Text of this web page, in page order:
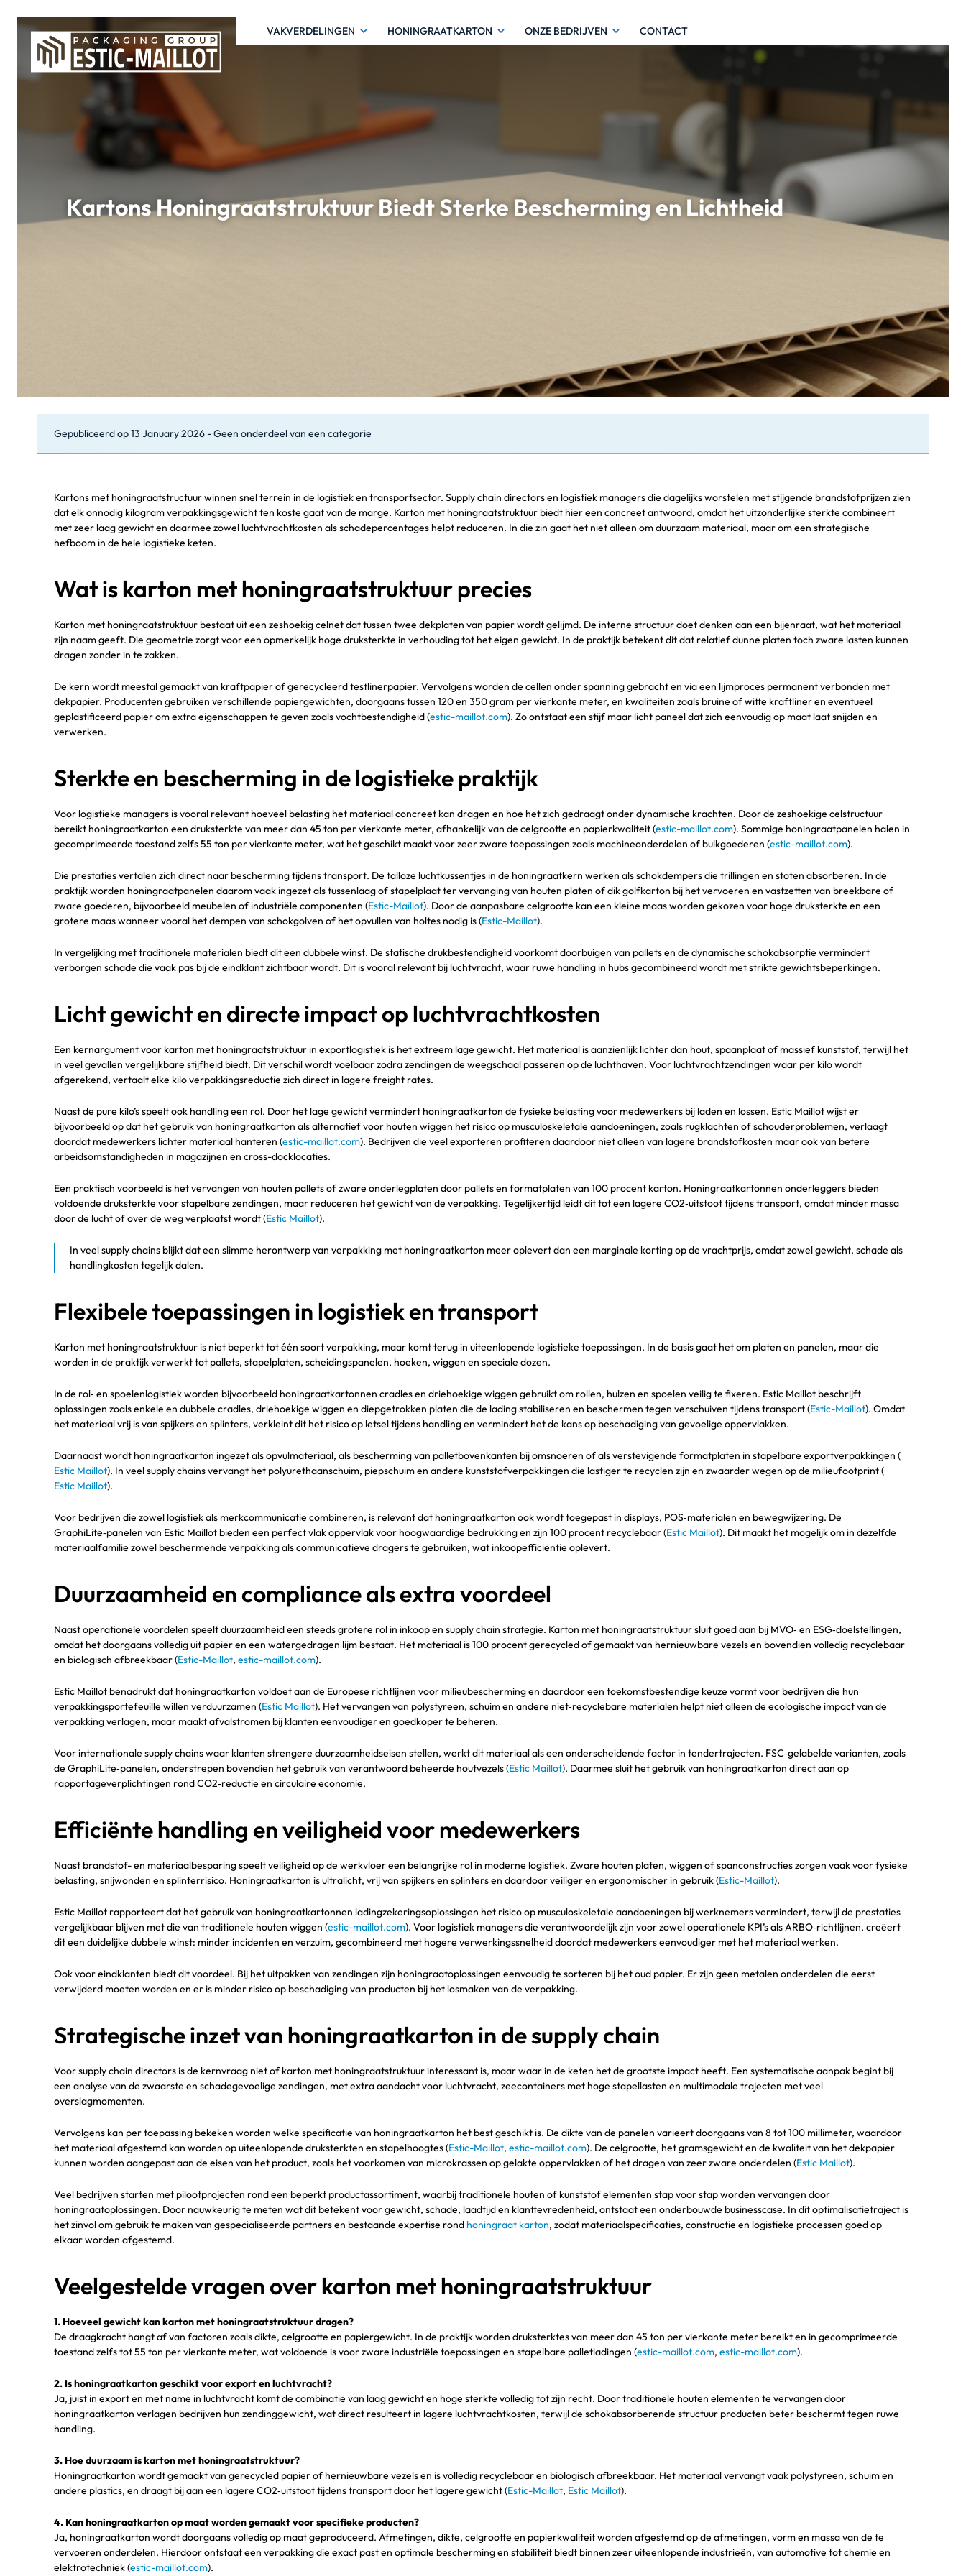
VAKVERDELINGEN HONINGRAATKARTON ONZE BEDRIJVEN CONTACT
Kartons Honingraatstruktuur Biedt Sterke Bescherming en Lichtheid
Gepubliceerd op13 January 2026 -Geen onderdeel van een categorie
Kartons met honingraatstructuur winnen snel terrein in de logistiek en transportsector. Supply chain directors en logistiek managers die dagelijks worstelen met stijgende brandstofprijzen zien
dat elk onnodig kilogram verpakkingsgewicht ten koste gaat van de marge. Karton met honingraatstruktuur biedt hier een concreet antwoord, omdat het uitzonderlijke sterkte combineert
met zeer laag gewicht en daarmee zowel luchtvrachtkosten als schadepercentages helpt reduceren. In die zin gaat het niet alleen om duurzaam materiaal, maar om een strategische
hefboom in de hele logistieke keten.
Wat is karton met honingraatstruktuur precies
Karton met honingraatstruktuur bestaat uit een zeshoekig celnet dat tussen twee dekplaten van papier wordt gelijmd. De interne structuur doet denken aan een bijenraat, wat het materiaal
zijn naam geeft. Die geometrie zorgt voor een opmerkelijk hoge druksterkte in verhouding tot het eigen gewicht. In de praktijk betekent dit dat relatief dunne platen toch zware lasten kunnen
dragen zonder in te zakken.
De kern wordt meestal gemaakt van kraftpapier of gerecycleerd testlinerpapier. Vervolgens worden de cellen onder spanning gebracht en via een lijmproces permanent verbonden met
dekpapier. Producenten gebruiken verschillende papiergewichten, doorgaans tussen 120 en 350 gram per vierkante meter, en kwaliteiten zoals bruine of witte kraftliner en eventueel
geplastificeerd papier om extra eigenschappen te geven zoals vochtbestendigheid (estic-maillot.com). Zo ontstaat een stijf maar licht paneel dat zich eenvoudig op maat laat snijden en
verwerken.
Sterkte en bescherming in de logistieke praktijk
Voor logistieke managers is vooral relevant hoeveel belasting het materiaal concreet kan dragen en hoe het zich gedraagt onder dynamische krachten. Door de zeshoekige celstructuur
bereikt honingraatkarton een druksterkte van meer dan 45 ton per vierkante meter, afhankelijk van de celgrootte en papierkwaliteit (estic-maillot.com). Sommige honingraatpanelen halen in
gecomprimeerde toestand zelfs 55 ton per vierkante meter, wat het geschikt maakt voor zeer zware toepassingen zoals machineonderdelen of bulkgoederen (estic-maillot.com).
Die prestaties vertalen zich direct naar bescherming tijdens transport. De talloze luchtkussentjes in de honingraatkern werken als schokdempers die trillingen en stoten absorberen. In de
praktijk worden honingraatpanelen daarom vaak ingezet als tussenlaag of stapelplaat ter vervanging van houten platen of dik golfkarton bij het vervoeren en vastzetten van breekbare of
zware goederen, bijvoorbeeld meubelen of industriële componenten (Estic-Maillot). Door de aanpasbare celgrootte kan een kleine maas worden gekozen voor hoge druksterkte en een
grotere maas wanneer vooral het dempen van schokgolven of het opvullen van holtes nodig is (Estic-Maillot).
In vergelijking met traditionele materialen biedt dit een dubbele winst. De statische drukbestendigheid voorkomt doorbuigen van pallets en de dynamische schokabsorptie vermindert
verborgen schade die vaak pas bij de eindklant zichtbaar wordt. Dit is vooral relevant bij luchtvracht, waar ruwe handling in hubs gecombineerd wordt met strikte gewichtsbeperkingen.
Licht gewicht en directe impact op luchtvrachtkosten
Een kernargument voor karton met honingraatstruktuur in exportlogistiek is het extreem lage gewicht. Het materiaal is aanzienlijk lichter dan hout, spaanplaat of massief kunststof, terwijl het
in veel gevallen vergelijkbare stijfheid biedt. Dit verschil wordt voelbaar zodra zendingen de weegschaal passeren op de luchthaven. Voor luchtvrachtzendingen waar per kilo wordt
afgerekend, vertaalt elke kilo verpakkingsreductie zich direct in lagere freight rates.
Naast de pure kilo’s speelt ook handling een rol. Door het lage gewicht vermindert honingraatkarton de fysieke belasting voor medewerkers bij laden en lossen. Estic Maillot wijst er
bijvoorbeeld op dat het gebruik van honingraatkarton als alternatief voor houten wiggen het risico op musculoskeletale aandoeningen, zoals rugklachten of schouderproblemen, verlaagt
doordat medewerkers lichter materiaal hanteren (estic-maillot.com). Bedrijven die veel exporteren profiteren daardoor niet alleen van lagere brandstofkosten maar ook van betere
arbeidsomstandigheden in magazijnen en cross-docklocaties.
Een praktisch voorbeeld is het vervangen van houten pallets of zware onderlegplaten door pallets en formatplaten van 100 procent karton. Honingraatkartonnen onderleggers bieden
voldoende druksterkte voor stapelbare zendingen, maar reduceren het gewicht van de verpakking. Tegelijkertijd leidt dit tot een lagere CO2‑uitstoot tijdens transport, omdat minder massa
door de lucht of over de weg verplaatst wordt (Estic Maillot).
In veel supply chains blijkt dat een slimme herontwerp van verpakking met honingraatkarton meer oplevert dan een marginale korting op de vrachtprijs, omdat zowel gewicht, schade als
handlingkosten tegelijk dalen.
Flexibele toepassingen in logistiek en transport
Karton met honingraatstruktuur is niet beperkt tot één soort verpakking, maar komt terug in uiteenlopende logistieke toepassingen. In de basis gaat het om platen en panelen, maar die
worden in de praktijk verwerkt tot pallets, stapelplaten, scheidingspanelen, hoeken, wiggen en speciale dozen.
In de rol‑ en spoelenlogistiek worden bijvoorbeeld honingraatkartonnen cradles en driehoekige wiggen gebruikt om rollen, hulzen en spoelen veilig te fixeren. Estic Maillot beschrijft
oplossingen zoals enkele en dubbele cradles, driehoekige wiggen en diepgetrokken platen die de lading stabiliseren en beschermen tegen verschuiven tijdens transport (Estic-Maillot). Omdat
het materiaal vrij is van spijkers en splinters, verkleint dit het risico op letsel tijdens handling en vermindert het de kans op beschadiging van gevoelige oppervlakken.
Daarnaast wordt honingraatkarton ingezet als opvulmateriaal, als bescherming van palletbovenkanten bij omsnoeren of als verstevigende formatplaten in stapelbare exportverpakkingen (
Estic Maillot). In veel supply chains vervangt het polyurethaanschuim, piepschuim en andere kunststofverpakkingen die lastiger te recyclen zijn en zwaarder wegen op de milieufootprint (
Estic Maillot).
Voor bedrijven die zowel logistiek als merkcommunicatie combineren, is relevant dat honingraatkarton ook wordt toegepast in displays, POS‑materialen en bewegwijzering. De
GraphiLite‑panelen van Estic Maillot bieden een perfect vlak oppervlak voor hoogwaardige bedrukking en zijn 100 procent recyclebaar (Estic Maillot). Dit maakt het mogelijk om in dezelfde
materiaalfamilie zowel beschermende verpakking als communicatieve dragers te gebruiken, wat inkoopefficiëntie oplevert.
Duurzaamheid en compliance als extra voordeel
Naast operationele voordelen speelt duurzaamheid een steeds grotere rol in inkoop en supply chain strategie. Karton met honingraatstruktuur sluit goed aan bij MVO‑ en ESG‑doelstellingen,
omdat het doorgaans volledig uit papier en een watergedragen lijm bestaat. Het materiaal is 100 procent gerecycled of gemaakt van hernieuwbare vezels en bovendien volledig recyclebaar
en biologisch afbreekbaar (Estic-Maillot, estic-maillot.com).
Estic Maillot benadrukt dat honingraatkarton voldoet aan de Europese richtlijnen voor milieubescherming en daardoor een toekomstbestendige keuze vormt voor bedrijven die hun
verpakkingsportefeuille willen verduurzamen (Estic Maillot). Het vervangen van polystyreen, schuim en andere niet‑recyclebare materialen helpt niet alleen de ecologische impact van de
verpakking verlagen, maar maakt afvalstromen bij klanten eenvoudiger en goedkoper te beheren.
Voor internationale supply chains waar klanten strengere duurzaamheidseisen stellen, werkt dit materiaal als een onderscheidende factor in tendertrajecten. FSC‑gelabelde varianten, zoals
de GraphiLite‑panelen, onderstrepen bovendien het gebruik van verantwoord beheerde houtvezels (Estic Maillot). Daarmee sluit het gebruik van honingraatkarton direct aan op
rapportageverplichtingen rond CO2‑reductie en circulaire economie.
Efficiënte handling en veiligheid voor medewerkers
Naast brandstof- en materiaalbesparing speelt veiligheid op de werkvloer een belangrijke rol in moderne logistiek. Zware houten platen, wiggen of spanconstructies zorgen vaak voor fysieke
belasting, snijwonden en splinterrisico. Honingraatkarton is ultralicht, vrij van spijkers en splinters en daardoor veiliger en ergonomischer in gebruik (Estic-Maillot).
Estic Maillot rapporteert dat het gebruik van honingraatkartonnen ladingzekeringsoplossingen het risico op musculoskeletale aandoeningen bij werknemers vermindert, terwijl de prestaties
vergelijkbaar blijven met die van traditionele houten wiggen (estic-maillot.com). Voor logistiek managers die verantwoordelijk zijn voor zowel operationele KPI’s als ARBO‑richtlijnen, creëert
dit een duidelijke dubbele winst: minder incidenten en verzuim, gecombineerd met hogere verwerkingssnelheid doordat medewerkers eenvoudiger met het materiaal werken.
Ook voor eindklanten biedt dit voordeel. Bij het uitpakken van zendingen zijn honingraatoplossingen eenvoudig te sorteren bij het oud papier. Er zijn geen metalen onderdelen die eerst
verwijderd moeten worden en er is minder risico op beschadiging van producten bij het losmaken van de verpakking.
Strategische inzet van honingraatkarton in de supply chain
Voor supply chain directors is de kernvraag niet of karton met honingraatstruktuur interessant is, maar waar in de keten het de grootste impact heeft. Een systematische aanpak begint bij
een analyse van de zwaarste en schadegevoelige zendingen, met extra aandacht voor luchtvracht, zeecontainers met hoge stapellasten en multimodale trajecten met veel
overslagmomenten.
Vervolgens kan per toepassing bekeken worden welke specificatie van honingraatkarton het best geschikt is. De dikte van de panelen varieert doorgaans van 8 tot 100 millimeter, waardoor
het materiaal afgestemd kan worden op uiteenlopende druksterkten en stapelhoogtes (Estic-Maillot, estic-maillot.com). De celgrootte, het gramsgewicht en de kwaliteit van het dekpapier
kunnen worden aangepast aan de eisen van het product, zoals het voorkomen van microkrassen op gelakte oppervlakken of het dragen van zeer zware onderdelen (Estic Maillot).
Veel bedrijven starten met pilootprojecten rond een beperkt productassortiment, waarbij traditionele houten of kunststof elementen stap voor stap worden vervangen door
honingraatoplossingen. Door nauwkeurig te meten wat dit betekent voor gewicht, schade, laadtijd en klanttevredenheid, ontstaat een onderbouwde businesscase. In dit optimalisatietraject is
het zinvol om gebruik te maken van gespecialiseerde partners en bestaande expertise rond honingraat karton, zodat materiaalspecificaties, constructie en logistieke processen goed op
elkaar worden afgestemd.
Veelgestelde vragen over karton met honingraatstruktuur
1. Hoeveel gewicht kan karton met honingraatstruktuur dragen?
De draagkracht hangt af van factoren zoals dikte, celgrootte en papiergewicht. In de praktijk worden druksterktes van meer dan 45 ton per vierkante meter bereikt en in gecomprimeerde
toestand zelfs tot 55 ton per vierkante meter, wat voldoende is voor zware industriële toepassingen en stapelbare palletladingen (estic-maillot.com, estic-maillot.com).
2. Is honingraatkarton geschikt voor export en luchtvracht?
Ja, juist in export en met name in luchtvracht komt de combinatie van laag gewicht en hoge sterkte volledig tot zijn recht. Door traditionele houten elementen te vervangen door
honingraatkarton verlagen bedrijven hun zendinggewicht, wat direct resulteert in lagere luchtvrachtkosten, terwijl de schokabsorberende structuur producten beter beschermt tegen ruwe
handling.
3. Hoe duurzaam is karton met honingraatstruktuur?
Honingraatkarton wordt gemaakt van gerecycled papier of hernieuwbare vezels en is volledig recyclebaar en biologisch afbreekbaar. Het materiaal vervangt vaak polystyreen, schuim en
andere plastics, en draagt bij aan een lagere CO2‑uitstoot tijdens transport door het lagere gewicht (Estic-Maillot, Estic Maillot).
4. Kan honingraatkarton op maat worden gemaakt voor specifieke producten?
Ja, honingraatkarton wordt doorgaans volledig op maat geproduceerd. Afmetingen, dikte, celgrootte en papierkwaliteit worden afgestemd op de afmetingen, vorm en massa van de te
vervoeren onderdelen. Hierdoor ontstaat een verpakking die exact past en optimale bescherming en stabiliteit biedt binnen zeer uiteenlopende industrieën, van automotive tot chemie en
elektrotechniek (estic-maillot.com).